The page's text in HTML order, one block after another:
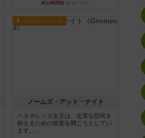
約14時間前 by みいやん
ルール/インスト
ノームズ・アット・ナイト
ベネボレンス女王は、忠実な臣民を
称えるための祝宴を開こうとしてい
ます。...